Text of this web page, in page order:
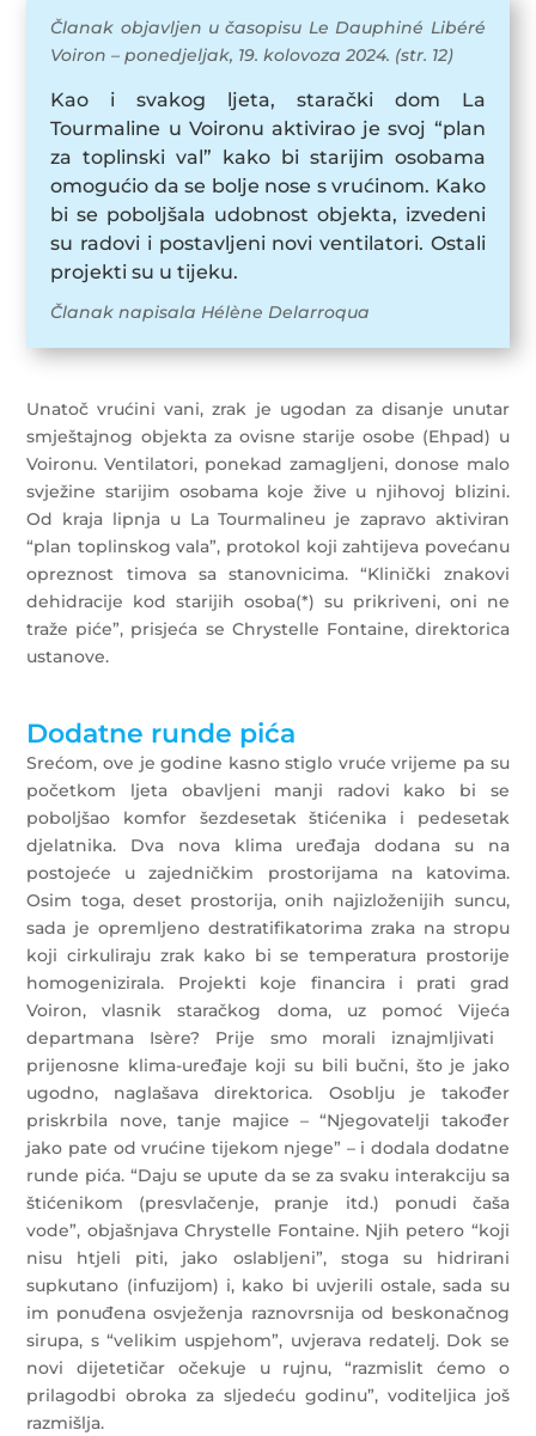
Članak objavljen u časopisu Le Dauphiné Libéré
Voiron – ponedjeljak, 19. kolovoza 2024. (str. 12)
Kao i svakog ljeta, starački dom La
Tourmaline u Voironu aktivirao je svoj “plan
za toplinski val” kako bi starijim osobama
omogućio da se bolje nose s vrućinom. Kako
bi se poboljšala udobnost objekta, izvedeni
su radovi i postavljeni novi ventilatori. Ostali
projekti su u tijeku.
Članak napisala Hélène Delarroqua
Unatoč vrućini vani, zrak je ugodan za disanje unutar
smještajnog objekta za ovisne starije osobe (Ehpad) u
Voironu. Ventilatori, ponekad zamagljeni, donose malo
svježine starijim osobama koje žive u njihovoj blizini.
Od kraja lipnja u La Tourmalineu je zapravo aktiviran
“plan toplinskog vala”, protokol koji zahtijeva povećanu
opreznost timova sa stanovnicima. “Klinički znakovi
dehidracije kod starijih osoba(*) su prikriveni, oni ne
traže piće”, prisjeća se Chrystelle Fontaine, direktorica
ustanove.
Dodatne runde pića
Srećom, ove je godine kasno stiglo vruće vrijeme pa su
početkom ljeta obavljeni manji radovi kako bi se
poboljšao komfor šezdesetak štićenika i pedesetak
djelatnika. Dva nova klima uređaja dodana su na
postojeće u zajedničkim prostorijama na katovima.
Osim toga, deset prostorija, onih najizloženijih suncu,
sada je opremljeno destratifikatorima zraka na stropu
koji cirkuliraju zrak kako bi se temperatura prostorije
homogenizirala. Projekti koje financira i prati grad
Voiron, vlasnik staračkog doma, uz pomoć Vijeća
departmana Isère? Prije smo morali iznajmljivati ​​
prijenosne klima-uređaje koji su bili bučni, što je jako
ugodno, naglašava direktorica. Osoblju je također
priskrbila nove, tanje majice – “Njegovatelji također
jako pate od vrućine tijekom njege” – i dodala dodatne
runde pića. “Daju se upute da se za svaku interakciju sa
štićenikom (presvlačenje, pranje itd.) ponudi čaša
vode”, objašnjava Chrystelle Fontaine. Njih petero “koji
nisu htjeli piti, jako oslabljeni”, stoga su hidrirani
supkutano (infuzijom) i, kako bi uvjerili ostale, sada su
im ponuđena osvježenja raznovrsnija od beskonačnog
sirupa, s “velikim uspjehom”, uvjerava redatelj. Dok se
novi dijetetičar očekuje u rujnu, “razmislit ćemo o
prilagodbi obroka za sljedeću godinu”, voditeljica još
razmišlja.